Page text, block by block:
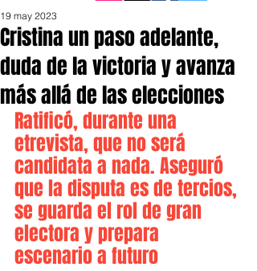
Cristina un paso adelante,
duda de la victoria y avanza
más allá de las elecciones
19 may 2023
Ratificó, durante una
etrevista, que no será
candidata a nada. Aseguró
que la disputa es de tercios,
se guarda el rol de gran
electora y prepara
escenario a futuro